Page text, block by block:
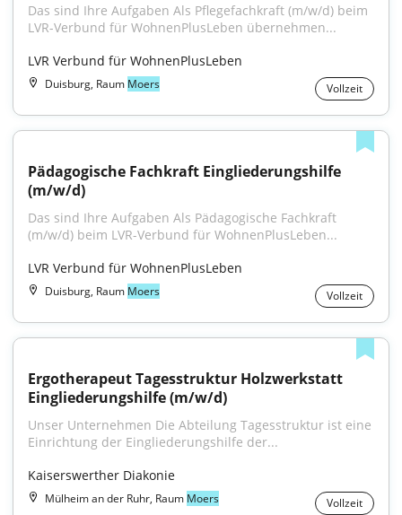
Das sind Ihre Aufgaben Als Pflegefachkraft (m/w/d) beim
LVR-Verbund für WohnenPlusLeben übernehmen...
LVR Verbund für WohnenPlusLeben
Duisburg, Raum Moers Vollzeit
Pädagogische Fachkraft Eingliederungshilfe
(m/w/d)
Das sind Ihre Aufgaben Als Pädagogische Fachkraft
(m/w/d) beim LVR-Verbund für WohnenPlusLeben...
LVR Verbund für WohnenPlusLeben
Duisburg, Raum Moers Vollzeit
Ergotherapeut Tagesstruktur Holzwerkstatt
Eingliederungshilfe (m/w/d)
Unser Unternehmen Die Abteilung Tagesstruktur ist eine
Einrichtung der Eingliederungshilfe der...
Kaiserswerther Diakonie
Mülheim an der Ruhr, Raum Moers Vollzeit